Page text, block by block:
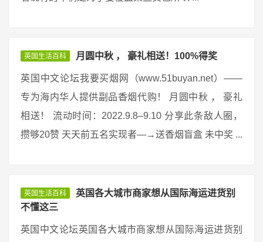
英国生活百科 月圆中秋 ， 豪礼相送！100%得奖
英国中文论坛我要买烟网（www.51buyan.net）——
专为海内华人提供副品香烟代购！ 月圆中秋 ， 豪礼
相送！ 流动时间：2022.9.8–9.10 分享此条敌人圈，
攒够20赞 天天前五名实现者—→送香烟盲盒 未中奖 ...
英国生活百科
英国各大城市商家想从国际海运进货别
不懂这三
英国中文论坛英国各大城市商家想从国际海运进货别